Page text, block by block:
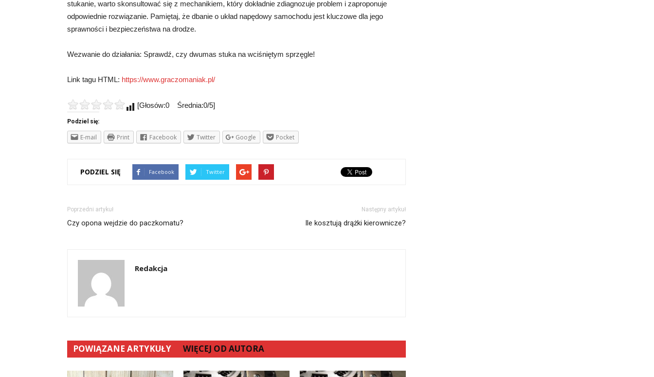
stukanie, warto skonsultować się z mechanikiem, który dokładnie zdiagnozuje problem i zaproponuje
odpowiednie rozwiązanie. Pamiętaj, że dbanie o układ napędowy samochodu jest kluczowe dla jego
sprawności i bezpieczeństwa na drodze.
Wezwanie do działania: Sprawdź, czy dwumas stuka na wciśniętym sprzęgle!
Link tagu HTML: https://www.graczomaniak.pl/
[Głosów:0 Średnia:0/5]
Podziel się:
E-mail Print Facebook Twitter Google Pocket
PODZIEL SIĘ Facebook Twitter
Poprzedni artykuł
Czy opona wejdzie do paczkomatu?
Następny artykuł
Ile kosztują drążki kierownicze?
Redakcja
POWIĄZANE ARTYKUŁY WIĘCEJ OD AUTORA